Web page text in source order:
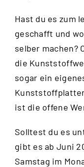
Hast du es zum
geschafft und
selber machen?
die
sogar ein
ist die offene
Solltest du es
gibt es ab Juni
Samstag im